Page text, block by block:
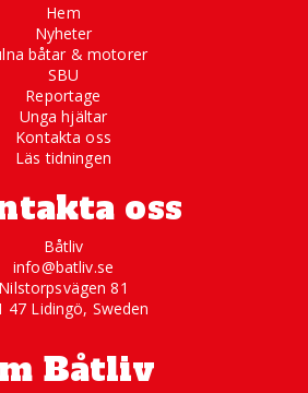
Hem
Nyheter
båtar & motorer
SBU
Reportage
Unga hjältar
Kontakta oss
Läs tidningen
oss
Båtliv
info@batliv.se
Nilstorpsvägen 81
47 Lidingö, Sweden
Båtliv